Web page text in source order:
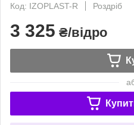
Код: IZOPLAST-R
Роздріб
3 325 ₴/відро